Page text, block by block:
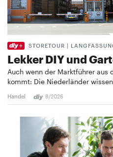
STORETOUR |
Lekker DIY und
Auch wenn der Marktführer aus
kommt: Die Niederländer
Handel 8/2026